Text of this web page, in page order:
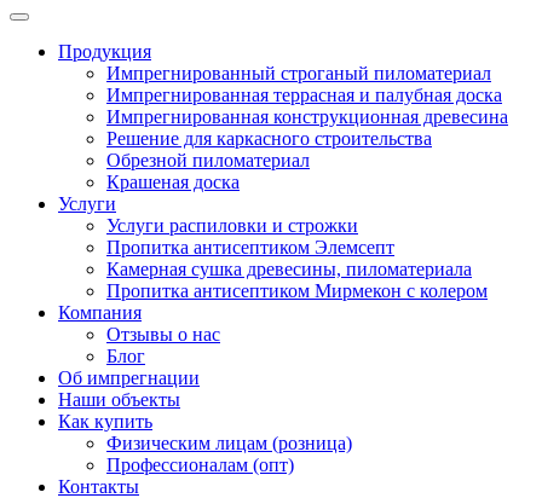
Продукция
Импрегнированный строганый пиломатериал
Импрегнированная террасная и палубная доска
Импрегнированная конструкционная древесина
Решение для каркасного строительства
Обрезной пиломатериал
Крашеная доска
Услуги
Услуги распиловки и строжки
Пропитка антисептиком Элемсепт
Камерная сушка древесины, пиломатериала
Пропитка антисептиком Мирмекон с колером
Компания
Отзывы о нас
Блог
Об импрегнации
Наши объекты
Как купить
Физическим лицам (розница)
Профессионалам (опт)
Контакты